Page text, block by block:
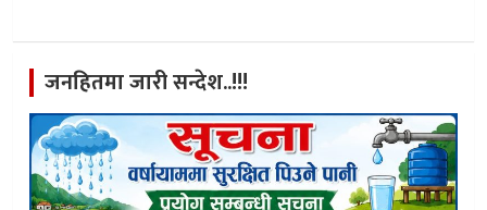
जनहितमा जारी सन्देश..!!!